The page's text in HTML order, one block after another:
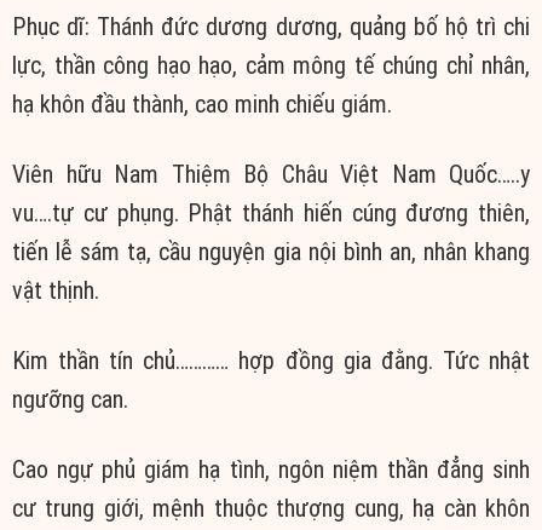
Phục dĩ: Thánh đức dương dương, quảng bố hộ trì chi
lực, thần công hạo hạo, cảm mông tế chúng chỉ nhân,
hạ khôn đầu thành, cao minh chiếu giám.
Viên hữu Nam Thiệm Bộ Châu Việt Nam Quốc…..y
vu….tự cư phụng. Phật thánh hiến cúng đương thiên,
tiến lễ sám tạ, cầu nguyện gia nội bình an, nhân khang
vật thịnh.
Kim thần tín chủ………… hợp đồng gia đằng. Tức nhật
ngưỡng can.
Cao ngự phủ giám hạ tình, ngôn niệm thần đẳng sinh
cư trung giới, mệnh thuộc thượng cung, hạ càn khôn